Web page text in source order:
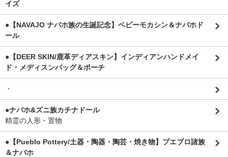
イズ
●【NAVAJO ナバホ族の生誕記念】ベビーモカシン＆ナバホド
ール
●【DEER SKIN/鹿革ディアスキン】インディアンハンドメイ
ド・メディスンバッグ＆ポーチ
・
●ナバホ&ズニ族カチナドール
精霊の人形・置物
●【Pueblo Pottery/土器・陶器・陶芸・焼き物】プエブロ諸族
＆ナバホ